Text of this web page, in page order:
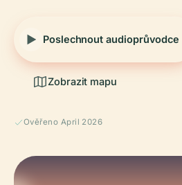
Poslechnout audioprůvodce
Zobrazit mapu
Ověřeno April 2026